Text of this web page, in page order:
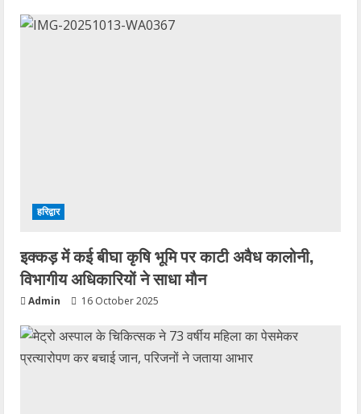
हरिद्वार
इक्कड़ में कई बीघा कृषि भूमि पर काटी अवैध कालोनी,
विभागीय अधिकारियों ने साधा मौन
Admin 16 October 2025